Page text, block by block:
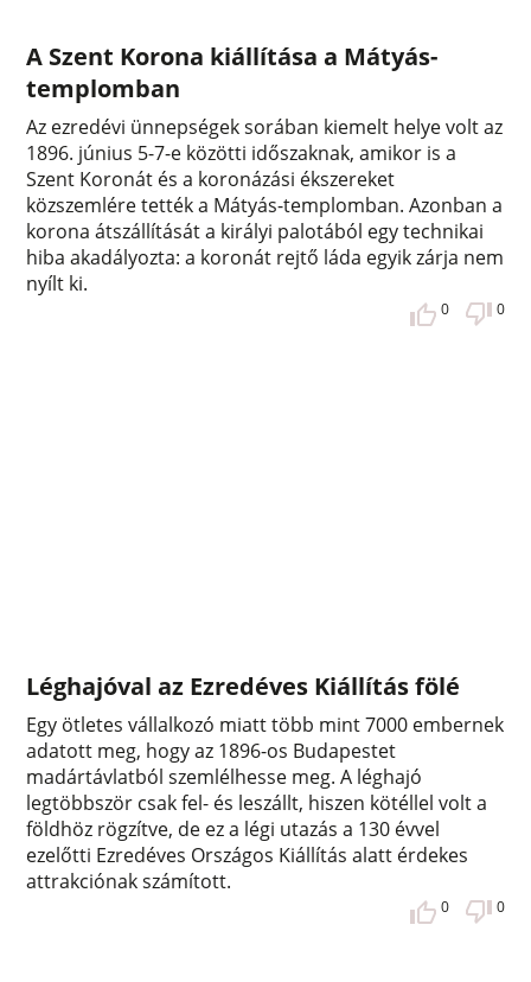
A Szent Korona kiállítása a Mátyás-
templomban
Az ezredévi ünnepségek sorában kiemelt helye volt az
1896. június 5-7-e közötti időszaknak, amikor is a
Szent Koronát és a koronázási ékszereket
közszemlére tették a Mátyás-templomban. Azonban a
korona átszállítását a királyi palotából egy technikai
hiba akadályozta: a koronát rejtő láda egyik zárja nem
nyílt ki.
0 0
Léghajóval az Ezredéves Kiállítás fölé
Egy ötletes vállalkozó miatt több mint 7000 embernek
adatott meg, hogy az 1896-os Budapestet
madártávlatból szemlélhesse meg. A léghajó
legtöbbször csak fel- és leszállt, hiszen kötéllel volt a
földhöz rögzítve, de ez a légi utazás a 130 évvel
ezelőtti Ezredéves Országos Kiállítás alatt érdekes
attrakciónak számított.
0 0